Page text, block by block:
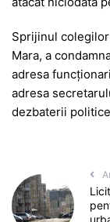
Sprijinul
Mara, a
adresa
adresa
dezbaterii